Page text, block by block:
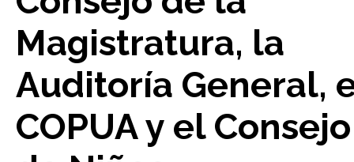
Magistratura, la
Auditoría General,
COPUA y el Consejo